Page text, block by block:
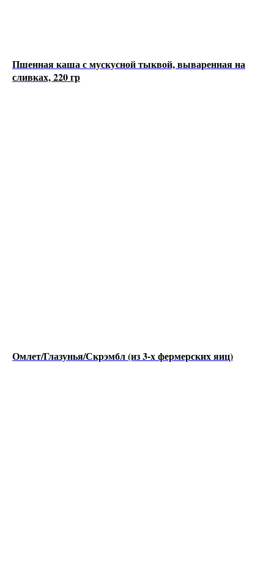
Пшенная каша с мускусной тыквой, вываренная на
сливках, 220 гр
Омлет/Глазунья/Скрэмбл (из 3-х фермерских яиц)